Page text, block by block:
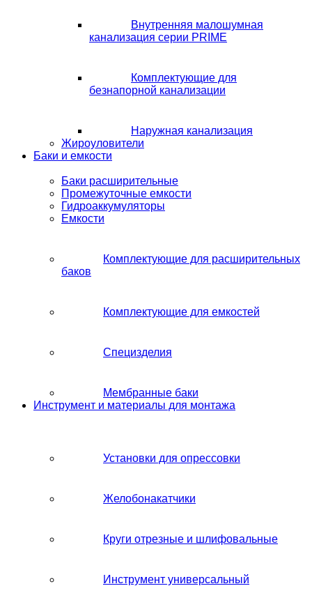
Внутренняя малошумная
канализация серии PRIME
Комплектующие для
безнапорной канализации
Наружная канализация
Жироуловители
Баки и емкости
Баки расширительные
Промежуточные емкости
Гидроаккумуляторы
Емкости
Комплектующие для расширительных
баков
Комплектующие для емкостей
Специзделия
Мембранные баки
Инструмент и материалы для монтажа
Установки для опрессовки
Желобонакатчики
Круги отрезные и шлифовальные
Инструмент универсальный